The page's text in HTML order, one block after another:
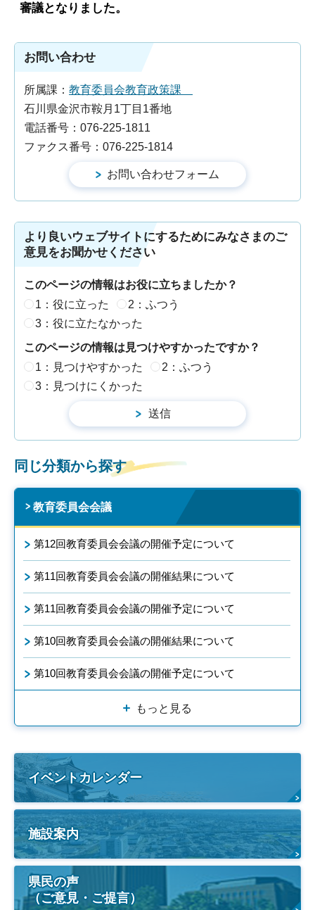
審議となりました。
お問い合わせ
所属課： 教育委員会教育政策課
石川県金沢市鞍月1丁目1番地
電話番号：076-225-1811
ファクス番号：076-225-1814
より良いウェブサイトにするためにみなさまのご
意見をお聞かせください
このページの情報はお役に立ちましたか？
1：役に立った
2：ふつう
3：役に立たなかった
このページの情報は見つけやすかったですか？
1：見つけやすかった
2：ふつう
3：見つけにくかった
同じ分類から探す
教育委員会会議
第12回教育委員会会議の開催予定について
第11回教育委員会会議の開催結果について
第11回教育委員会会議の開催予定について
第10回教育委員会会議の開催結果について
第10回教育委員会会議の開催予定について
もっと見る
イベントカレンダー
施設案内
県民の声
（ご意見・ご提言）